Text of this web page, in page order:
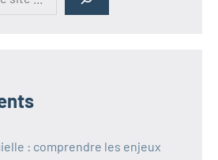
: comprendre les enjeux